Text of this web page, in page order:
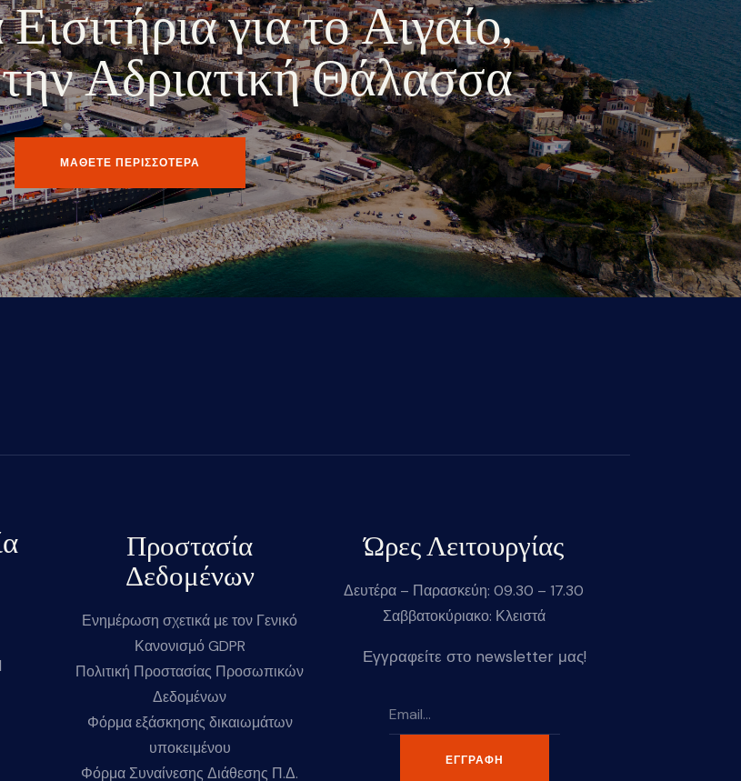
για το Αιγαίο,
την Αδριατική Θάλασσα
ΜΑΘΕΤΕ ΠΕΡΙΣΣΟΤΕΡΑ
Προστασία
Δεδομένων
Ενημέρωση σχετικά με τον Γενικό
Κανονισμό GDPR
Πολιτική Προστασίας Προσωπικών
Δεδομένων
Φόρμα εξάσκησης δικαιωμάτων
υποκειμένου
Φόρμα Συναίνεσης Διάθεσης Π.Δ.
Ώρες Λειτουργίας
Δευτέρα – Παρασκεύη: 09.30 – 17.30
Σαββατοκύριακο: Κλειστά
Εγγραφείτε στο newsletter μας!
ΕΓΓΡΑΦΉ